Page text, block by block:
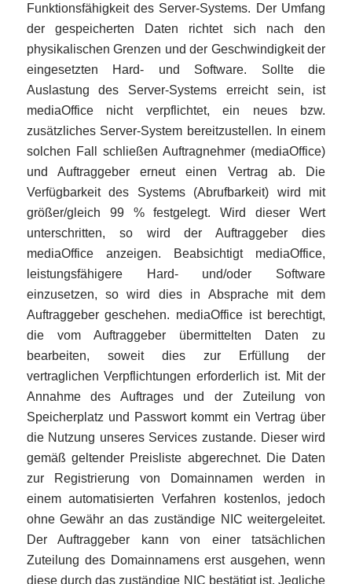
Funktionsfähigkeit des Server-Systems. Der Umfang
der gespeicherten Daten richtet sich nach den
physikalischen Grenzen und der Geschwindigkeit der
eingesetzten Hard- und Software. Sollte die
Auslastung des Server-Systems erreicht sein, ist
mediaOffice nicht verpflichtet, ein neues bzw.
zusätzliches Server-System bereitzustellen. In einem
solchen Fall schließen Auftragnehmer (mediaOffice)
und Auftraggeber erneut einen Vertrag ab. Die
Verfügbarkeit des Systems (Abrufbarkeit) wird mit
größer/gleich 99 % festgelegt. Wird dieser Wert
unterschritten, so wird der Auftraggeber dies
mediaOffice anzeigen. Beabsichtigt mediaOffice,
leistungsfähigere Hard- und/oder Software
einzusetzen, so wird dies in Absprache mit dem
Auftraggeber geschehen. mediaOffice ist berechtigt,
die vom Auftraggeber übermittelten Daten zu
bearbeiten, soweit dies zur Erfüllung der
vertraglichen Verpflichtungen erforderlich ist. Mit der
Annahme des Auftrages und der Zuteilung von
Speicherplatz und Passwort kommt ein Vertrag über
die Nutzung unseres Services zustande. Dieser wird
gemäß geltender Preisliste abgerechnet. Die Daten
zur Registrierung von Domainnamen werden in
einem automatisierten Verfahren kostenlos, jedoch
ohne Gewähr an das zuständige NIC weitergeleitet.
Der Auftraggeber kann von einer tatsächlichen
Zuteilung des Domainnamens erst ausgehen, wenn
diese durch das zuständige NIC bestätigt ist. Jegliche